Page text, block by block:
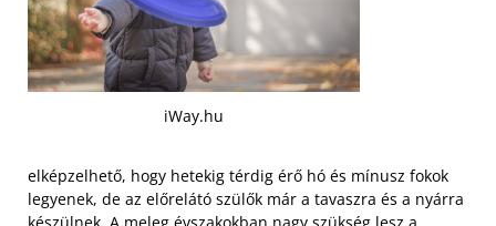
iWay.hu
elképzelhető, hogy hetekig térdig érő hó és mínusz fokok
legyenek, de az előrelátó szülők már a tavaszra és a nyárra
készülnek. A meleg évszakokban nagy szükség lesz a